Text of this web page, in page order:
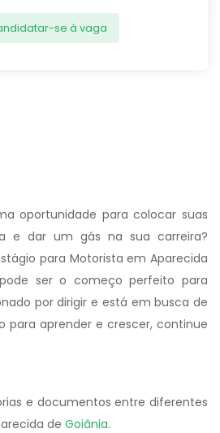
se à vaga
oportunidade para colocar suas
e dar um gás na sua carreira?
para Motorista em Aparecida
ser o começo perfeito para
por dirigir e está em busca de
para aprender e crescer, continue
e documentos entre diferentes
de Goiânia.